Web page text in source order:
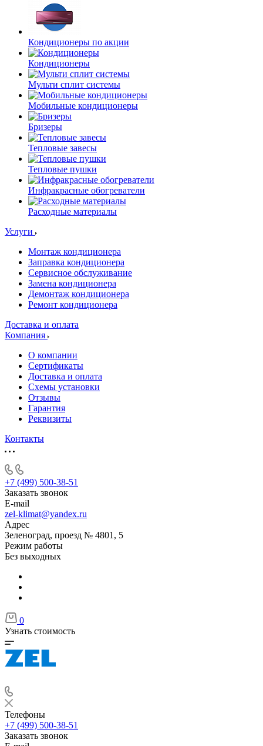
Кондиционеры по акции
Кондиционеры
Мульти сплит системы
Мобильные кондиционеры
Бризеры
Тепловые завесы
Тепловые пушки
Инфракрасные обогреватели
Расходные материалы
Услуги
Монтаж кондиционера
Заправка кондиционера
Сервисное обслуживание
Замена кондиционера
Демонтаж кондиционера
Ремонт кондиционера
Доставка и оплата
Компания
О компании
Сертификаты
Доставка и оплата
Схемы установки
Отзывы
Гарантия
Реквизиты
Контакты
+7 (499) 500-38-51
Заказать звонок
E-mail
zel-klimat@yandex.ru
Адрес
Зеленоград, проезд № 4801, 5
Режим работы
Без выходных
0
Узнать стоимость
Телефоны
+7 (499) 500-38-51
Заказать звонок